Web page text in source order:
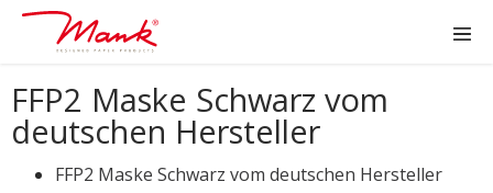
FFP2 Maske Schwarz vom
deutschen Hersteller
FFP2 Maske Schwarz vom deutschen Hersteller​